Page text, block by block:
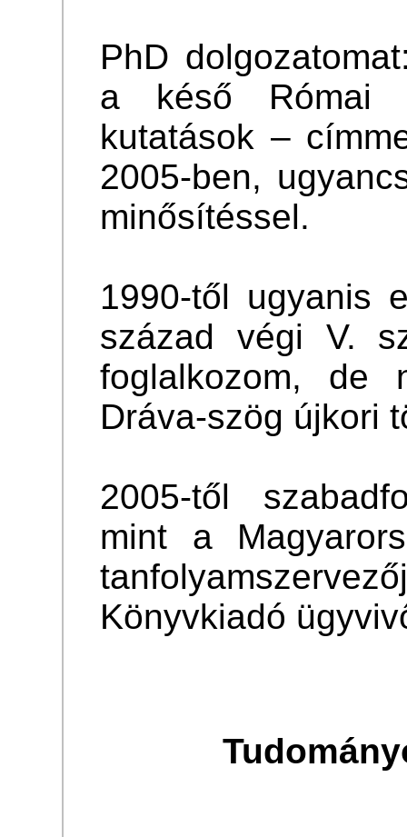
PhD
a késő Római
kutatások –
2005-ben,
minősítéssel.
1990-től ugyanis
század végi V.
foglalkozom, de
Dráva-szög újkori
2005-től
mint a
Könyvkiadó